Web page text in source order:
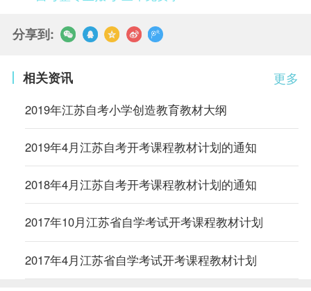
分享到:
更多
相关资讯
2019年江苏自考小学创造教育教材大纲
2019年4月江苏自考开考课程教材计划的通知
2018年4月江苏自考开考课程教材计划的通知
2017年10月江苏省自学考试开考课程教材计划
2017年4月江苏省自学考试开考课程教材计划